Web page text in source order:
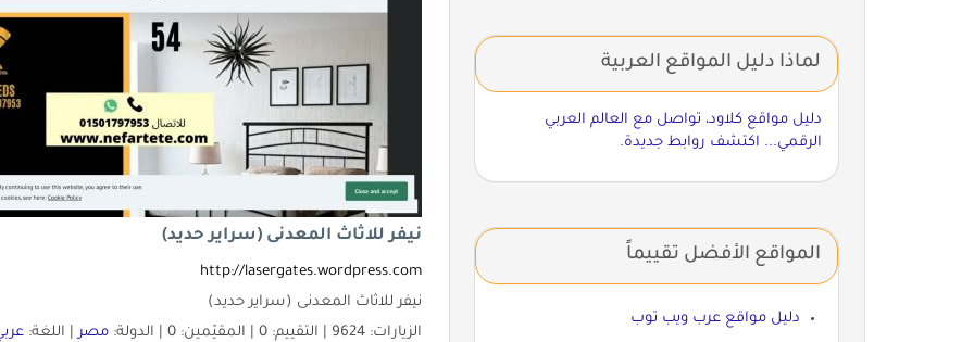
نيفر للاثاث المعدنى (سراير حديد)
http://lasergates.wordpress.com
نيفر للاثاث المعدنى (سراير حديد)
الزيارات: 9624 | التقييم: 0 | المقيّمين: 0 | الدولة:
مصر | اللغة:
لماذا دليل المواقع العربية
دليل مواقع كلاود، تواصل مع العالم العربي
الرقمي... اكتشف روابط جديدة.
المواقع الأفضل تقييماً
دليل مواقع عرب ويب توب